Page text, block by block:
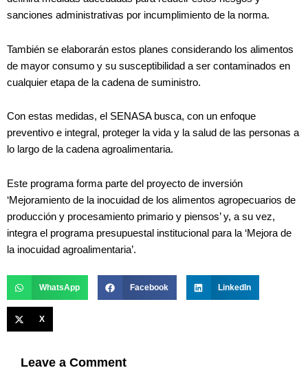
sanciones administrativas por incumplimiento de la norma.
También se elaborarán estos planes considerando los alimentos
de mayor consumo y su susceptibilidad a ser contaminados en
cualquier etapa de la cadena de suministro.
Con estas medidas, el SENASA busca, con un enfoque
preventivo e integral, proteger la vida y la salud de las personas a
lo largo de la cadena agroalimentaria.
Este programa forma parte del proyecto de inversión
‘Mejoramiento de la inocuidad de los alimentos agropecuarios de
producción y procesamiento primario y piensos’ y, a su vez,
integra el programa presupuestal institucional para la ‘Mejora de
la inocuidad agroalimentaria’.
WhatsApp Facebook LinkedIn
X
Leave a Comment